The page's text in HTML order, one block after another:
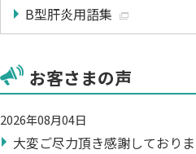
B型肝炎用語集
お客さまの声
2026年08月04日
大変ご尽力頂き感謝しており